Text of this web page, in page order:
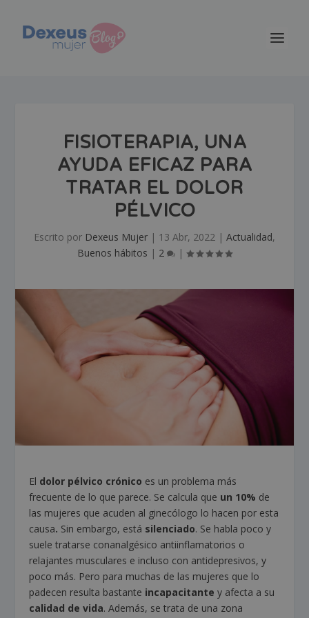
FISIOTERAPIA, UNA
AYUDA EFICAZ PARA
TRATAR EL DOLOR
PÉLVICO
Escrito por Dexeus Mujer | 13 Abr, 2022 | Actualidad,
Buenos hábitos | 2 |
El dolor pélvico crónico es un problema más
frecuente de lo que parece. Se calcula que un 10% de
las mujeres que acuden al ginecólogo lo hacen por esta
causa. Sin embargo, está silenciado. Se habla poco y
suele tratarse conanalgésico antiinflamatorios o
relajantes musculares e incluso con antidepresivos, y
poco más. Pero para muchas de las mujeres que lo
padecen resulta bastante incapacitante y afecta a su
calidad de vida. Además, se trata de una zona